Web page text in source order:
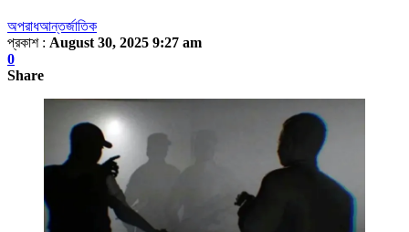
অপরাধআন্তর্জাতিক
প্রকাশ : August 30, 2025 9:27 am
0
Share